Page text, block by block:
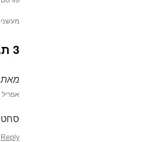
3 תגובות בנושא
מאת
אפריל 20, 2017 בשעה 9:56 pm
Reply